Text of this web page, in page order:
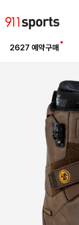
2627 예약구매